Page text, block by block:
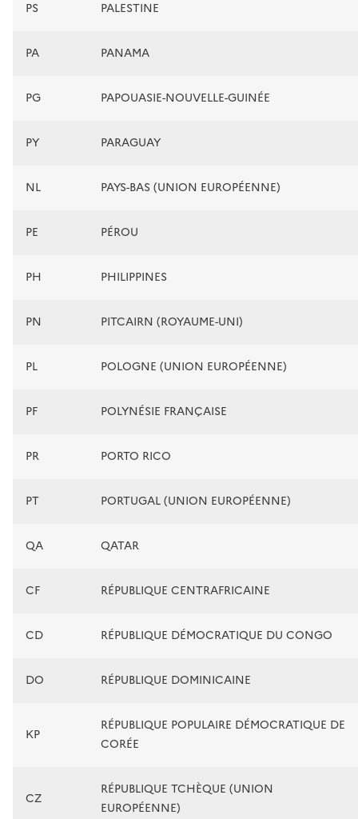
PS PALESTINE
PA PANAMA
PG PAPOUASIE-NOUVELLE-GUINÉE
PY PARAGUAY
NL PAYS-BAS (UNION EUROPÉENNE)
PE PÉROU
PH PHILIPPINES
PN PITCAIRN (ROYAUME-UNI)
PL POLOGNE (UNION EUROPÉENNE)
PF POLYNÉSIE FRANÇAISE
PR PORTO RICO
PT PORTUGAL (UNION EUROPÉENNE)
QA QATAR
CF RÉPUBLIQUE CENTRAFRICAINE
CD RÉPUBLIQUE DÉMOCRATIQUE DU CONGO
DO RÉPUBLIQUE DOMINICAINE
KP
RÉPUBLIQUE POPULAIRE DÉMOCRATIQUE DE
CORÉE
CZ
RÉPUBLIQUE TCHÈQUE (UNION
EUROPÉENNE)